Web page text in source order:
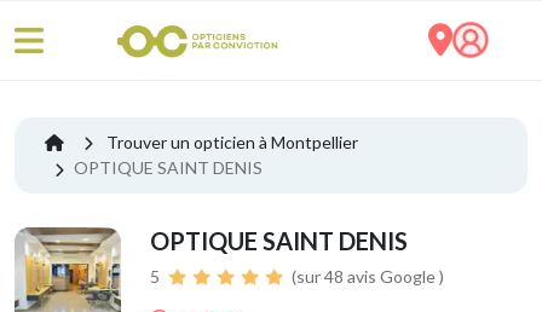
Trouver un opticien à Montpellier
OPTIQUE SAINT DENIS
OPTIQUE SAINT DENIS
5 (sur 48 avis Google )